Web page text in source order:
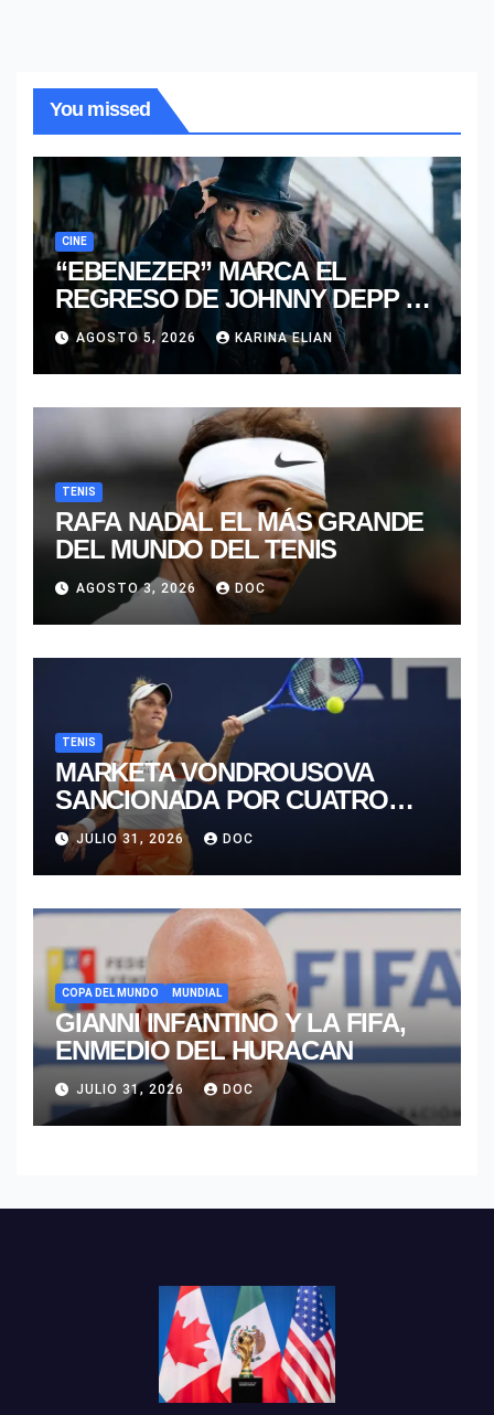
You missed
CINE
“EBENEZER” MARCA EL
REGRESO DE JOHNNY DEPP A
HOLLYWOOD TRAS SU PASO
POR EL CINE INDEPENDIENTE
EUROPEO
AGOSTO 5, 2026 KARINA ELIAN
TENIS
RAFA NADAL EL MÁS GRANDE
DEL MUNDO DEL TENIS
AGOSTO 3, 2026 DOC
TENIS
MARKETA VONDROUSOVA
SANCIONADA POR CUATRO
AÑOS
JULIO 31, 2026 DOC
COPA DEL MUNDO MUNDIAL
GIANNI INFANTINO Y LA FIFA,
ENMEDIO DEL HURACAN
JULIO 31, 2026 DOC